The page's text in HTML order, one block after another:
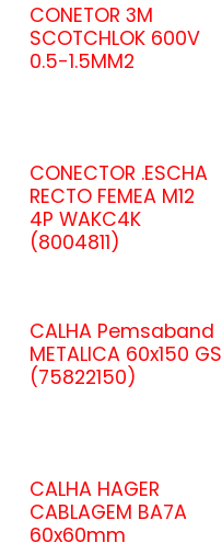
CONETOR 3M
SCOTCHLOK 600V
0.5-1.5MM2
CONECTOR .ESCHA
RECTO FEMEA M12
4P WAKC4K
(8004811)
CALHA Pemsaband
METALICA 60x150 GS
(75822150)
CALHA HAGER
CABLAGEM BA7A
60x60mm